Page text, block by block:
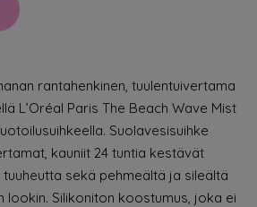
rantahenkinen, tuulentuivertama
L’Oréal Paris The Beach Wave Mist
Suolavesisuihke
kauniit 24 tuntia kestävät
sekä pehmeältä ja sileältä
lookin. Silikoniton koostumus, joka ei